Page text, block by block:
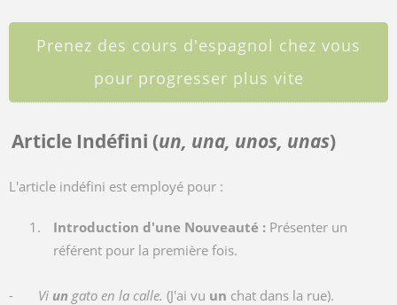
Prenez des cours d'espagnol chez vous
pour progresser plus vite
Article Indéfini (un, una, unos, unas)
L'article indéfini est employé pour :
Introduction d'une Nouveauté : Présenter un
référent pour la première fois.
- Vi un gato en la calle. (J'ai vu un chat dans la rue).